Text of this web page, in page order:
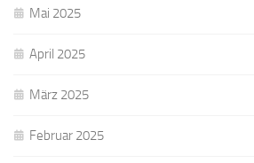
Mai 2025
April 2025
März 2025
Februar 2025